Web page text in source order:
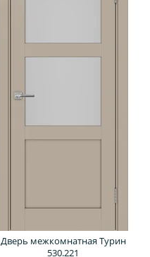
Дверь межкомнатная Турин
530.221